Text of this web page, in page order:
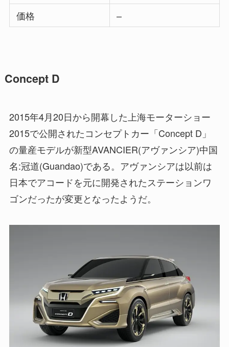
価格
–
Concept D
2015年4月20日から開幕した上海モーターショー
2015で公開されたコンセプトカー「Concept D」
の量産モデルが新型AVANCIER(アヴァンシア)中国
名:冠道(Guandao)である。アヴァンシアは以前は
日本でアコードを元に開発されたステーションワ
ゴンだったが変更となったようだ。